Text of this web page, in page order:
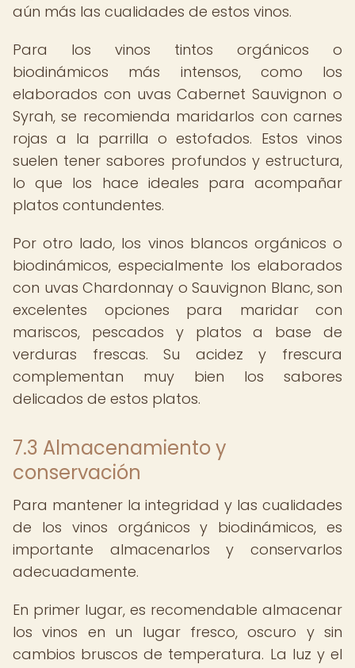
aún más las cualidades de estos vinos.
Para los vinos tintos orgánicos o
biodinámicos más intensos, como los
elaborados con uvas Cabernet Sauvignon o
Syrah, se recomienda maridarlos con carnes
rojas a la parrilla o estofados. Estos vinos
suelen tener sabores profundos y estructura,
lo que los hace ideales para acompañar
platos contundentes.
Por otro lado, los vinos blancos orgánicos o
biodinámicos, especialmente los elaborados
con uvas Chardonnay o Sauvignon Blanc, son
excelentes opciones para maridar con
mariscos, pescados y platos a base de
verduras frescas. Su acidez y frescura
complementan muy bien los sabores
delicados de estos platos.
7.3 Almacenamiento y
conservación
Para mantener la integridad y las cualidades
de los vinos orgánicos y biodinámicos, es
importante almacenarlos y conservarlos
adecuadamente.
En primer lugar, es recomendable almacenar
los vinos en un lugar fresco, oscuro y sin
cambios bruscos de temperatura. La luz y el